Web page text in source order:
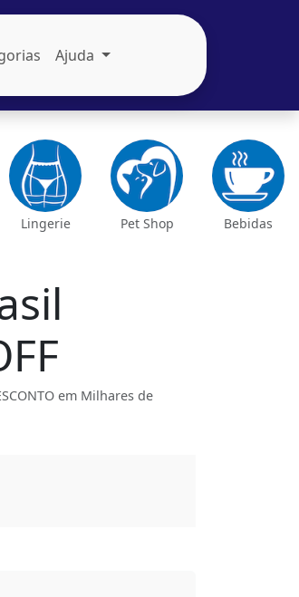
Ajuda
Lingerie Pet Shop Bebidas
em Milhares de